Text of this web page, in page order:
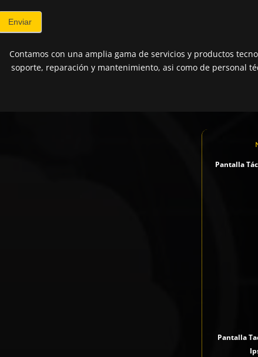
Enviar
Contamos con una amplia gama de servicios y productos
soporte, reparación y mantenimiento, asi como de personal
Pantalla
Pantalla